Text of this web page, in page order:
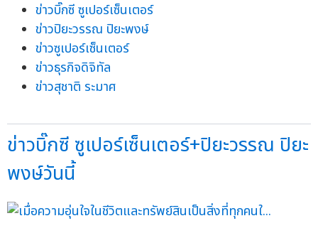
ข่าวบิ๊กซี ซูเปอร์เซ็นเตอร์
ข่าวปิยะวรรณ ปิยะพงษ์
ข่าวซูเปอร์เซ็นเตอร์
ข่าวธุรกิจดิจิทัล
ข่าวสุชาติ ระมาศ
ข่าวบิ๊กซี ซูเปอร์เซ็นเตอร์+ปิยะวรรณ ปิยะ
พงษ์วันนี้